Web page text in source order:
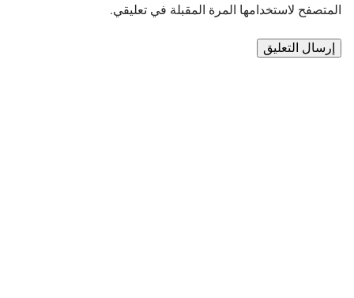
المتصفح لاستخدامها المرة المقبلة في تعليقي.